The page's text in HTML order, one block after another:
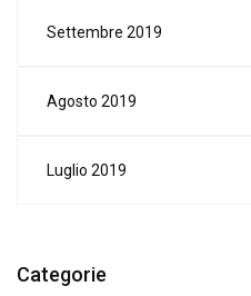
Settembre 2019
Agosto 2019
Luglio 2019
Categorie